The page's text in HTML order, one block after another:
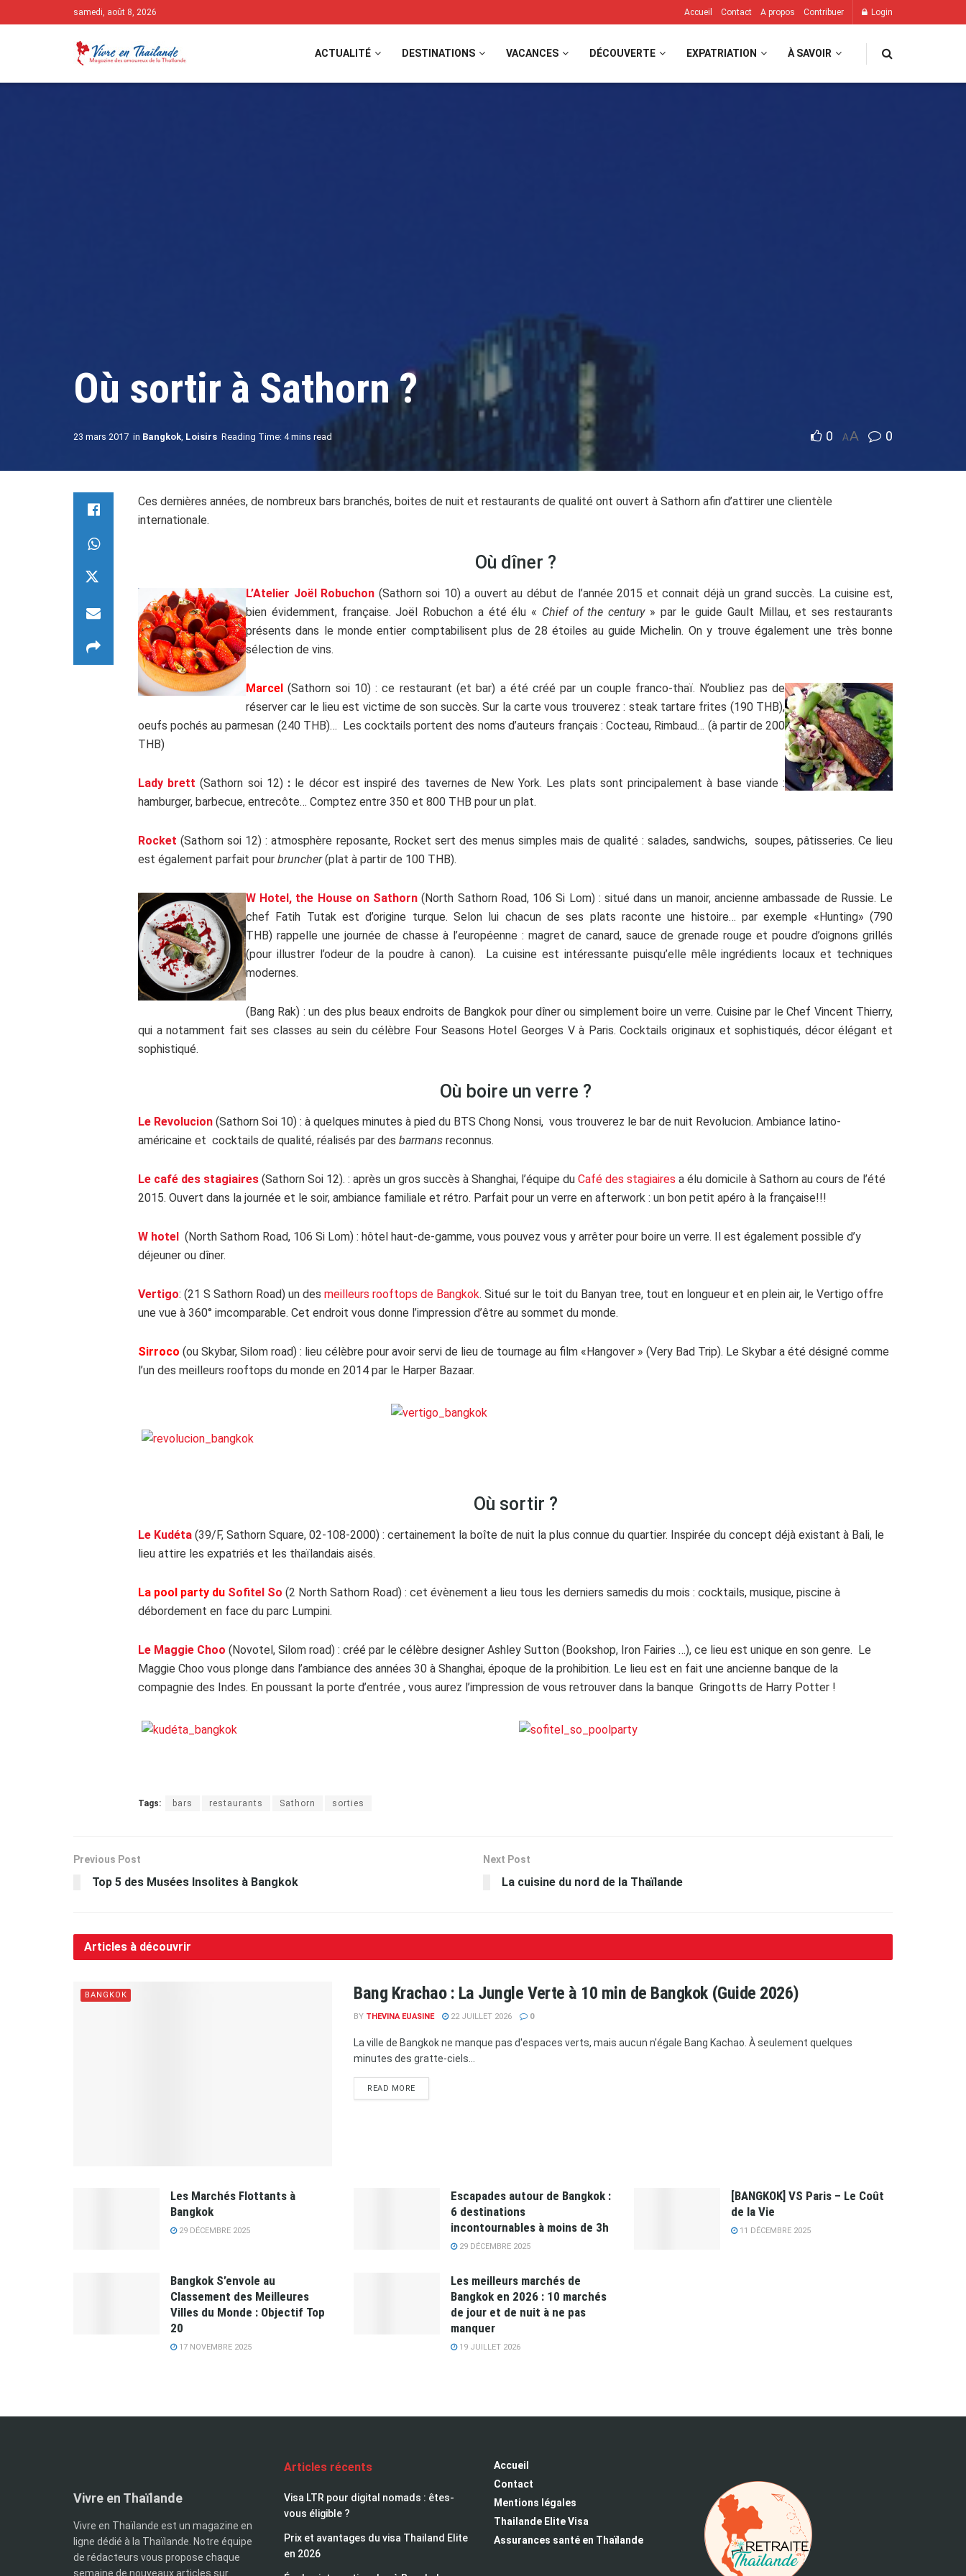
samedi, août 8, 2026 Accueil Contact A propos Contribuer Login
ACTUALITÉ DESTINATIONS VACANCES DÉCOUVERTE EXPATRIATION À SAVOIR
Où sortir à Sathorn ?
23 mars 2017 in Bangkok, Loisirs Reading Time: 4 mins read 0 AA 0
Ces dernières années, de nombreux bars branchés, boites de nuit et restaurants de qualité ont ouvert à Sathorn afin d’attirer une clientèle
internationale.
Où dîner ?
L’Atelier Joël Robuchon (Sathorn soi 10) a ouvert au début de l’année 2015 et connait déjà un grand succès. La cuisine est,
bien évidemment, française. Joël Robuchon a été élu « Chief of the century » par le guide Gault Millau, et ses restaurants
présents dans le monde entier comptabilisent plus de 28 étoiles au guide Michelin. On y trouve également une très bonne
sélection de vins.
Marcel (Sathorn soi 10) : ce restaurant (et bar) a été créé par un couple franco-thaï. N’oubliez pas de
réserver car le lieu est victime de son succès. Sur la carte vous trouverez : steak tartare frites (190 THB),
oeufs pochés au parmesan (240 THB)… Les cocktails portent des noms d’auteurs français : Cocteau, Rimbaud… (à partir de 200
THB)
Lady brett(Sathorn soi 12): le décor est inspiré des tavernes de New York. Les plats sont principalement à base viande :
hamburger, barbecue, entrecôte… Comptez entre 350 et 800 THB pour un plat.
Rocket (Sathorn soi 12) : atmosphère reposante, Rocket sert des menus simples mais de qualité : salades, sandwichs, soupes, pâtisseries. Ce lieu
est également parfait pour bruncher(plat à partir de 100 THB).
W Hotel, the House on Sathorn (North Sathorn Road, 106 Si Lom) : situé dans un manoir, ancienne ambassade de Russie. Le
chef Fatih Tutak est d’origine turque. Selon lui chacun de ses plats raconte une histoire… par exemple «Hunting» (790
THB) rappelle une journée de chasse à l’européenne : magret de canard, sauce de grenade rouge et poudre d’oignons grillés
(pour illustrer l’odeur de la poudre à canon). La cuisine est intéressante puisqu’elle mêle ingrédients locaux et techniques
modernes.
(Bang Rak) : un des plus beaux endroits de Bangkok pour dîner ou simplement boire un verre. Cuisine par le Chef Vincent Thierry,
qui a notamment fait ses classes au sein du célèbre Four Seasons Hotel Georges V à Paris. Cocktails originaux et sophistiqués, décor élégant et
sophistiqué.
Où boire un verre ?
Le Revolucion (Sathorn Soi 10) : à quelques minutes à pied du BTS Chong Nonsi, vous trouverez le bar de nuit Revolucion. Ambiance latino-
américaine et cocktails de qualité, réalisés par des barmans reconnus.
Le café des stagiaires (Sathorn Soi 12). : après un gros succès à Shanghai, l’équipe du Café des stagiaires a élu domicile à Sathorn au cours de l’été
2015. Ouvert dans la journée et le soir, ambiance familiale et rétro. Parfait pour un verre en afterwork : un bon petit apéro à la française!!!
W hotel (North Sathorn Road, 106 Si Lom) : hôtel haut-de-gamme, vous pouvez vous y arrêter pour boire un verre. Il est également possible d’y
déjeuner ou dîner.
Vertigo: (21 S Sathorn Road) un des meilleurs rooftops de Bangkok. Situé sur le toit du Banyan tree, tout en longueur et en plein air, le Vertigo offre
une vue à 360° imcomparable. Cet endroit vous donne l’impression d’être au sommet du monde.
Sirroco (ou Skybar, Silom road) : lieu célèbre pour avoir servi de lieu de tournage au film «Hangover » (Very Bad Trip). Le Skybar a été désigné comme
l’un des meilleurs rooftops du monde en 2014 par le Harper Bazaar.
Où sortir ?
Le Kudéta (39/F, Sathorn Square, 02-108-2000) : certainement la boîte de nuit la plus connue du quartier. Inspirée du concept déjà existant à Bali, le
lieu attire les expatriés et les thaïlandais aisés.
La pool party du Sofitel So (2 North Sathorn Road) : cet évènement a lieu tous les derniers samedis du mois : cocktails, musique, piscine à
débordement en face du parc Lumpini.
Le Maggie Choo (Novotel, Silom road) : créé par le célèbre designer Ashley Sutton (Bookshop, Iron Fairies …), ce lieu est unique en son genre. Le
Maggie Choo vous plonge dans l’ambiance des années 30 à Shanghai, époque de la prohibition. Le lieu est en fait une ancienne banque de la
compagnie des Indes. En poussant la porte d’entrée , vous aurez l’impression de vous retrouver dans la banque Gringotts de Harry Potter !
Tags: bars restaurants Sathorn sorties
Previous Post
Top 5 des Musées Insolites à Bangkok
Next Post
La cuisine du nord de la Thaïlande
Articles à découvrir
BANGKOK Bang Krachao : La Jungle Verte à 10 min de Bangkok (Guide 2026)
BY THEVINA EUASINE 22 JUILLET 2026 0
La ville de Bangkok ne manque pas d'espaces verts, mais aucun n'égale Bang Kachao. À seulement quelques
minutes des gratte-ciels...
READ MORE
Les Marchés Flottants à
Bangkok
29 DÉCEMBRE 2025
Escapades autour de Bangkok :
6 destinations
incontournables à moins de 3h
29 DÉCEMBRE 2025
[BANGKOK] VS Paris – Le Coût
de la Vie
11 DÉCEMBRE 2025
​Bangkok S’envole au
Classement des Meilleures
Villes du Monde : Objectif Top
20
17 NOVEMBRE 2025
Les meilleurs marchés de
Bangkok en 2026 : 10 marchés
de jour et de nuit à ne pas
manquer
19 JUILLET 2026
Vivre en Thaïlande
Vivre en Thaïlande est un magazine en
ligne dédié à la Thaïlande. Notre équipe
de rédacteurs vous propose chaque
semaine de nouveaux articles sur
Articles récents
Visa LTR pour digital nomads : êtes-
vous éligible ?
Prix et avantages du visa Thailand Elite
en 2026
Accueil
Contact
Mentions légales
Thailande Elite Visa
Assurances santé en Thaïlande